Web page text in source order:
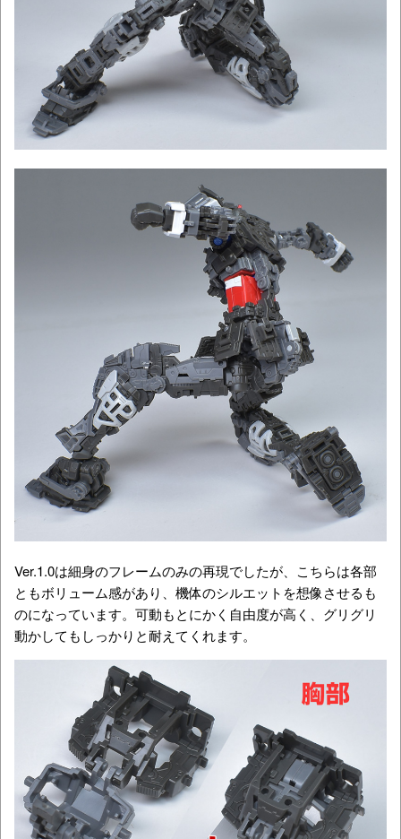
Ver.1.0は細身のフレームのみの再現でしたが、こちらは各部
ともボリューム感があり、機体のシルエットを想像させるも
のになっています。可動もとにかく自由度が高く、グリグリ
動かしてもしっかりと耐えてくれます。